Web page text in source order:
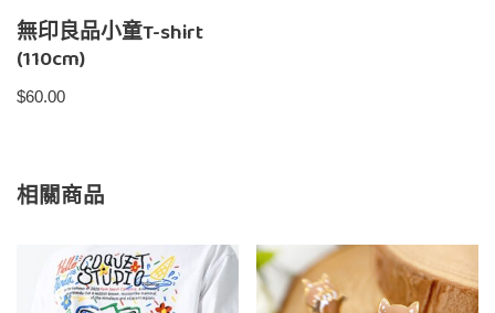
無印良品小童T-shirt
(110cm)
$60.00
相關商品